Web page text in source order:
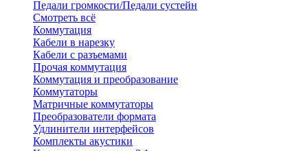
Педали громкости/Педали сустейн
Смотреть всё
Коммутация
Кабели в нарезку
Кабели с разъемами
Прочая коммутация
Коммутация и преобразование
Коммутаторы
Матричные коммутаторы
Преобразователи формата
Удлинители интерфейсов
Комплекты акустики